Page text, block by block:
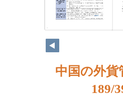
188
中国の外貨
189/